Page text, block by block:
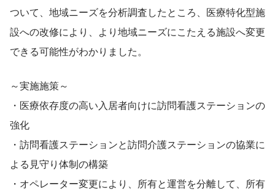
ついて、地域ニーズを分析調査したところ、医療特化型施
設への改修により、より地域ニーズにこたえる施設へ変更
できる可能性がわかりました。
～実施施策～
・医療依存度の高い入居者向けに訪問看護ステーションの
強化
・訪問看護ステーションと訪問介護ステーションの協業に
よる見守り体制の構築
・オペレーター変更により、所有と運営を分離して、所有